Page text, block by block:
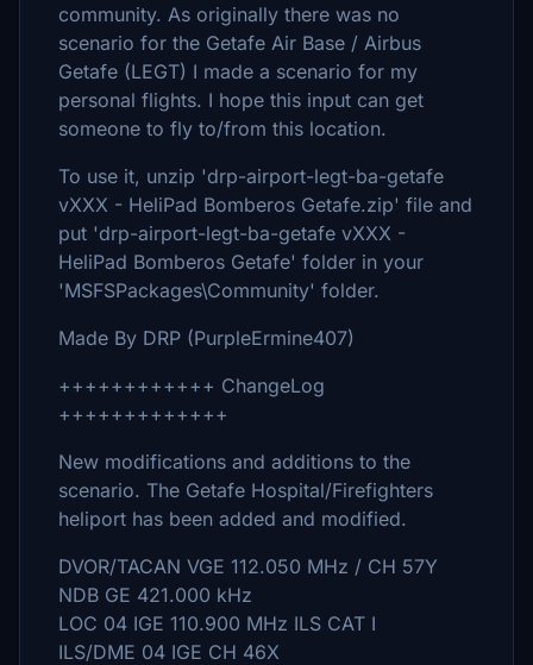
community. As originally there was no
scenario for the Getafe Air Base / Airbus
Getafe (LEGT) I made a scenario for my
personal flights. I hope this input can get
someone to fly to/from this location.
To use it, unzip 'drp-airport-legt-ba-getafe
vXXX - HeliPad Bomberos Getafe.zip' file and
put 'drp-airport-legt-ba-getafe vXXX -
HeliPad Bomberos Getafe' folder in your
'MSFSPackages\Community' folder.
Made By DRP (PurpleErmine407)
++++++++++++ ChangeLog
+++++++++++++
New modifications and additions to the
scenario. The Getafe Hospital/Firefighters
heliport has been added and modified.
DVOR/TACAN VGE 112.050 MHz / CH 57Y
NDB GE 421.000 kHz
LOC 04 IGE 110.900 MHz ILS CAT I
ILS/DME 04 IGE CH 46X